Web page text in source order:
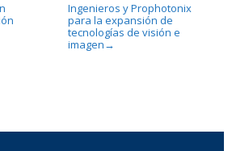
Ingenieros y Prophotonix
para la expansión de
tecnologías de visión e
imagen →